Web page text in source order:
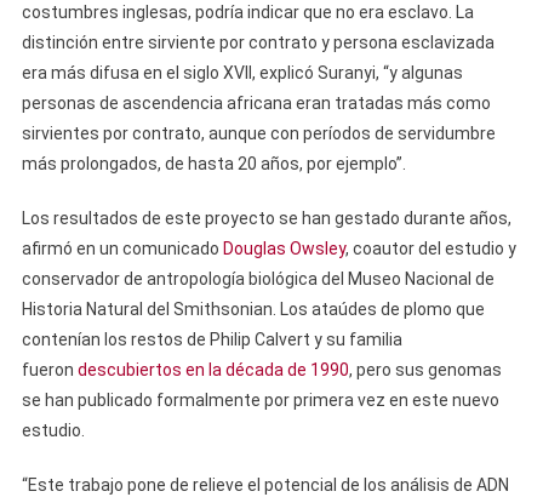
costumbres inglesas, podría indicar que no era esclavo. La
distinción entre sirviente por contrato y persona esclavizada
era más difusa en el siglo XVII, explicó Suranyi, “y algunas
personas de ascendencia africana eran tratadas más como
sirvientes por contrato, aunque con períodos de servidumbre
más prolongados, de hasta 20 años, por ejemplo”.
Los resultados de este proyecto se han gestado durante años,
afirmó en un comunicado Douglas Owsley, coautor del estudio y
conservador de antropología biológica del Museo Nacional de
Historia Natural del Smithsonian. Los ataúdes de plomo que
contenían los restos de Philip Calvert y su familia
fueron descubiertos en la década de 1990, pero sus genomas
se han publicado formalmente por primera vez en este nuevo
estudio.
“Este trabajo pone de relieve el potencial de los análisis de ADN